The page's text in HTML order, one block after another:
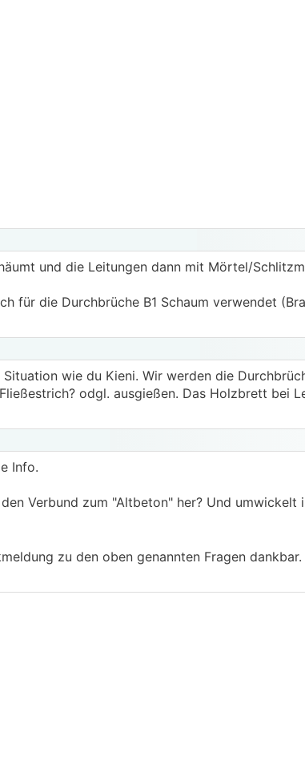
und die Leitungen dann mit Mörtel/
für die Durchbrüche B1 Schaum verwendet
Situation wie du Kieni. Wir werden die
odgl. ausgießen. Das Holzbrett bei
Info.
Verbund zum "Altbeton" her? Und
zu den oben genannten Fragen dankbar.